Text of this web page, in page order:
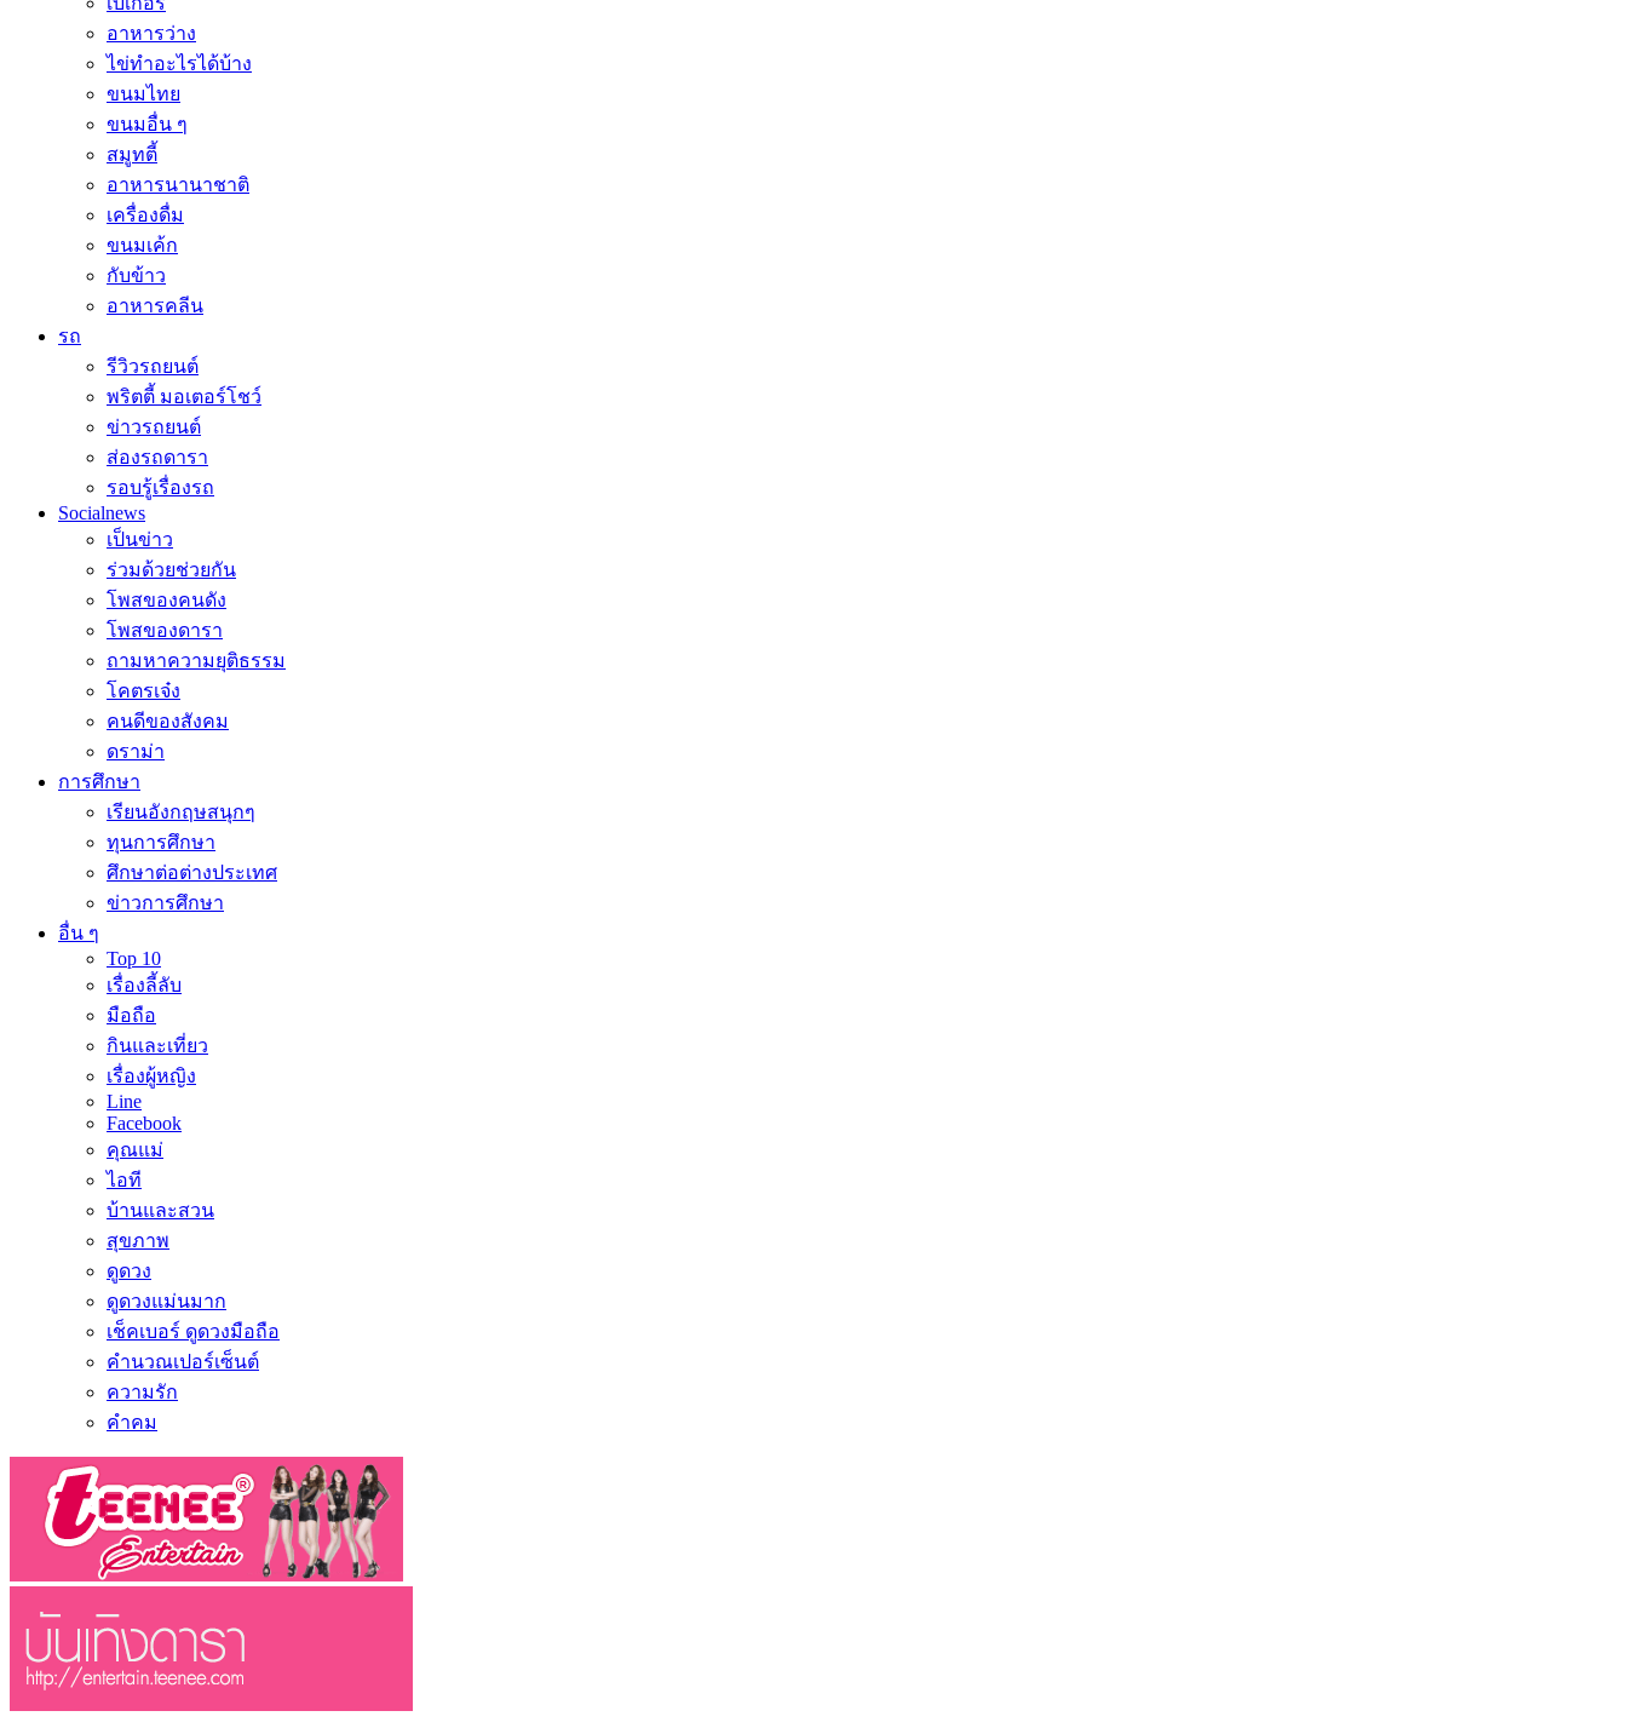
อาหารว่าง
ไข่ทำอะไรได้บ้าง
ขนมไทย
ขนมอื่น ๆ
สมูทตี้
อาหารนานาชาติ
เครื่องดื่ม
ขนมเค้ก
กับข้าว
อาหารคลีน
รถ
รีวิวรถยนต์
พริตตี้ มอเตอร์โชว์
ข่าวรถยนต์
ส่องรถดารา
รอบรู้เรื่องรถ
Socialnews
เป็นข่าว
ร่วมด้วยช่วยกัน
โพสของคนดัง
โพสของดารา
ถามหาความยุติธรรม
โคตรเจ๋ง
คนดีของสังคม
ดราม่า
การศึกษา
เรียนอังกฤษสนุกๆ
ทุนการศึกษา
ศึกษาต่อต่างประเทศ
ข่าวการศึกษา
อื่น ๆ
Top 10
เรื่องลี้ลับ
มือถือ
กินและเที่ยว
เรื่องผู้หญิง
Line
Facebook
คุณแม่
ไอที
บ้านและสวน
สุขภาพ
ดูดวง
ดูดวงแม่นมาก
เช็คเบอร์ ดูดวงมือถือ
คำนวณเปอร์เซ็นต์
ความรัก
คำคม